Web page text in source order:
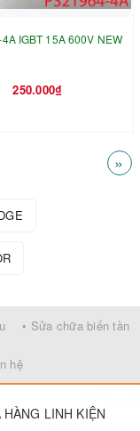
IGBT 15A 600V NEW
250.000₫
»
• Sửa chữa biến tần
hệ
LINH KIỆN